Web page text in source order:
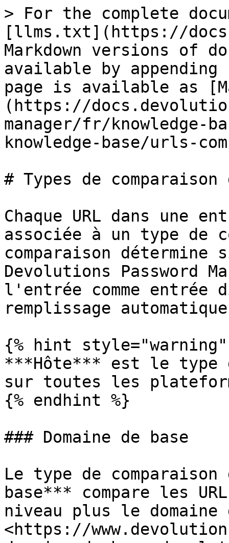
> For the complete
[llms.txt](https://
Markdown versions of
available by
page is available as
(https://
manager/fr/knowledge-
knowledge-base/urls-
# Types de comparaison
Chaque URL dans une
associée à un type de
comparaison
Devolutions Password
l'entrée comme
remplissage
{% hint style="warning"
***Hôte*** est le type
sur toutes les
{% endhint %}
### Domaine de base
Le type de
base*** compare les
niveau plus le domaine
<https://